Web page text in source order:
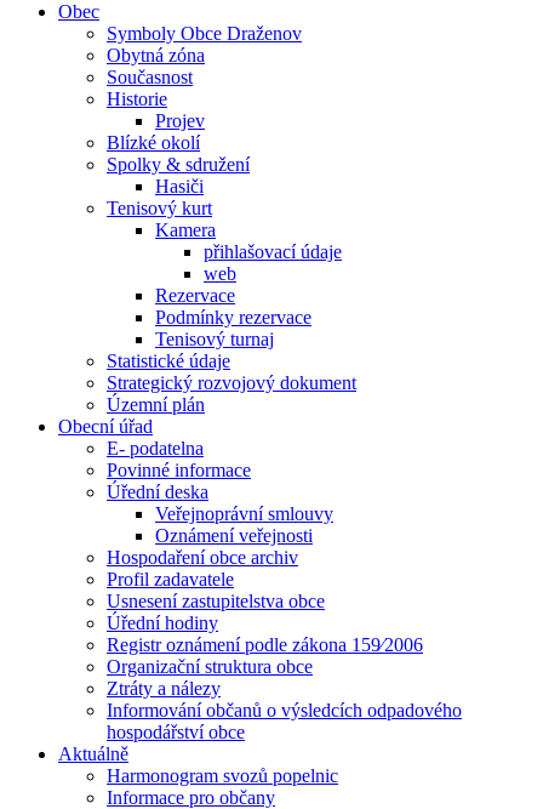
Obec
Symboly Obce Draženov
Obytná zóna
Současnost
Historie
Projev
Blízké okolí
Spolky & sdružení
Hasiči
Tenisový kurt
Kamera
přihlašovací údaje
web
Rezervace
Podmínky rezervace
Tenisový turnaj
Statistické údaje
Strategický rozvojový dokument
Územní plán
Obecní úřad
E- podatelna
Povinné informace
Úřední deska
Veřejnoprávní smlouvy
Oznámení veřejnosti
Hospodaření obce archiv
Profil zadavatele
Usnesení zastupitelstva obce
Úřední hodiny
Registr oznámení podle zákona 159⁄2006
Organizační struktura obce
Ztráty a nálezy
Informování občanů o výsledcích odpadového
hospodářství obce
Aktuálně
Harmonogram svozů popelnic
Informace pro občany